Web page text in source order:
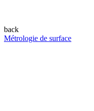
back
Métrologie de surface